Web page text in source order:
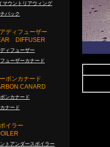
マウントリアウィング
バック
ディフューザー
DIFFUSER
ィフューザー
ューザーカナード
ボンカナード
CANARD
ンカナード
ナード
イラー
トアンダースポイラー